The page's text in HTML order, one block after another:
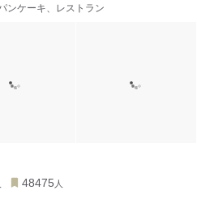
ンケーキ、レストラン
48475 人